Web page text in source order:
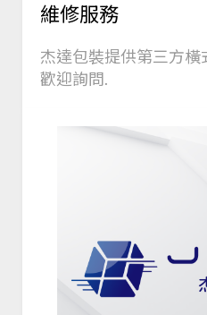
維修服務
杰達包裝提供第三方橫
歡迎詢問.